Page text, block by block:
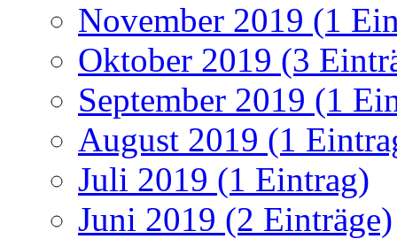
November 2019 (1
Oktober 2019 (3
September 2019 (1
August 2019 (1
Juli 2019 (1 Eintrag)
Juni 2019 (2 Einträge)